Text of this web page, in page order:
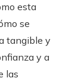
esta
se
tangible y
y a
las